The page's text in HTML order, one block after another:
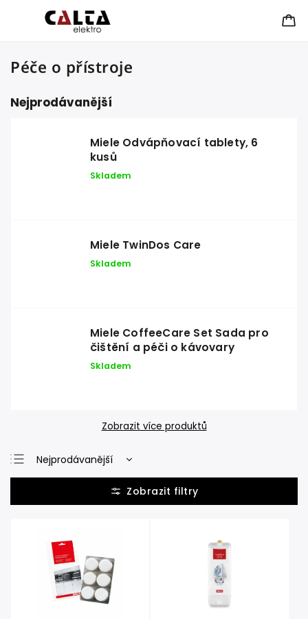
Péče o přístroje
Nejprodávanější
Miele Odvápňovací tablety, 6
kusů
Skladem
Miele TwinDos Care
Skladem
Miele CoffeeCare Set Sada pro
čištění a péči o kávovary
Skladem
Zobrazit více produktů
Nejprodávanější
Nejlevnější
Nejdražší